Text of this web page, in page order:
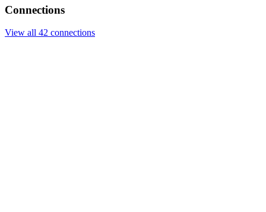
Connections
View all 42 connections